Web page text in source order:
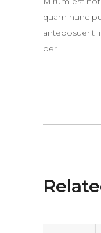
quam nunc
anteposuerit
per